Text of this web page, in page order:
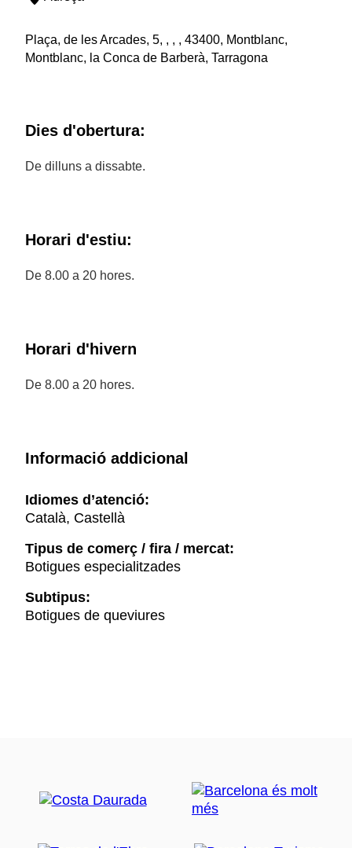
Plaça, de les Arcades, 5, , , , 43400, Montblanc,
Montblanc, la Conca de Barberà, Tarragona
Dies d'obertura:
De dilluns a dissabte.
Horari d'estiu:
De 8.00 a 20 hores.
Horari d'hivern
De 8.00 a 20 hores.
Informació addicional
Idiomes d’atenció:
Català, Castellà
Tipus de comerç / fira / mercat:
Botigues especialitzades
Subtipus:
Botigues de queviures